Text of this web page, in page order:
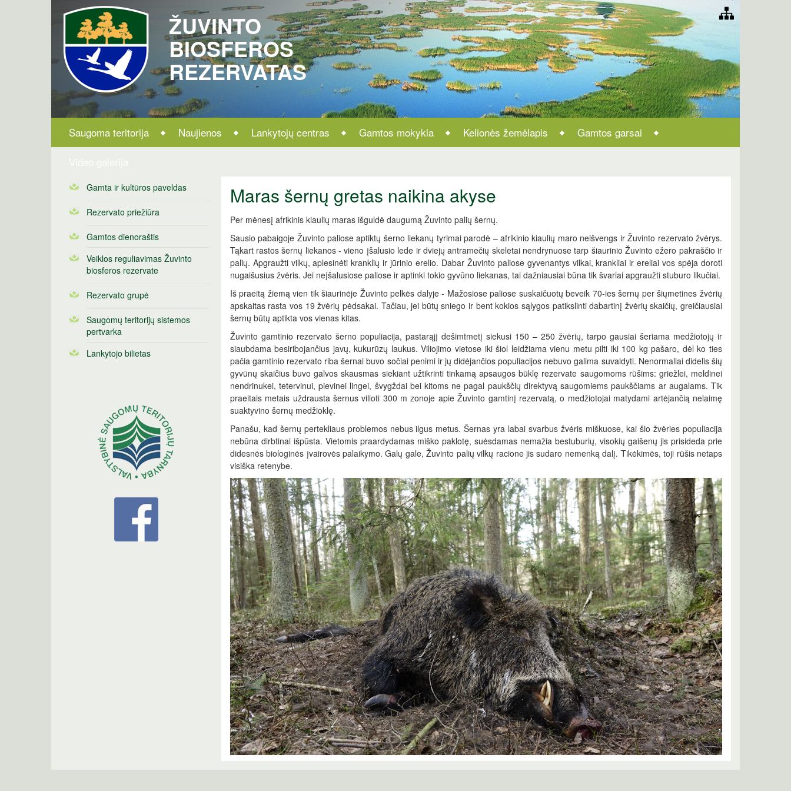
ŽUVINTO
BIOSFEROS
REZERVATAS
Saugoma teritorija Naujienos Lankytojų centras Gamtos mokykla Kelionės žemėlapis
Gamtos garsai
Gamta ir kultūros paveldas
Rezervato priežiūra
Gamtos dienoraštis
Veiklos reguliavimas Žuvinto
biosferos rezervate
Rezervato grupė
Saugomų teritorijų sistemos
pertvarka
Lankytojo bilietas
Maras šernų gretas naikina akyse
Per mėnesį afrikinis kiaulių maras išguldė daugumą Žuvinto palių šernų.
Sausio pabaigoje Žuvinto paliose aptiktų šerno liekanų tyrimai parodė – afrikinio kiaulių maro neišvengs ir Žuvinto rezervato žvėrys.
Tąkart rastos šernų liekanos - vieno įšalusio lede ir dviejų antramečių skeletai nendrynuose tarp šiaurinio Žuvinto ežero pakraščio ir
palių. Apgraužti vilkų, aplesinėti kranklių ir jūrinio erelio. Dabar Žuvinto paliose gyvenantys vilkai, krankliai ir ereliai vos spėja doroti
nugaišusius žvėris. Jei neįšalusiose paliose ir aptinki tokio gyvūno liekanas, tai dažniausiai būna tik švariai apgraužti stuburo likučiai.
Iš praeitą žiemą vien tik šiaurinėje Žuvinto pelkės dalyje - Mažosiose paliose suskaičuotų beveik 70-ies šernų per šiųmetines žvėrių
apskaitas rasta vos 19 žvėrių pėdsakai. Tačiau, jei būtų sniego ir bent kokios sąlygos patikslinti dabartinį žvėrių skaičių, greičiausiai
šernų būtų aptikta vos vienas kitas.
Žuvinto gamtinio rezervato šerno populiacija, pastarąjį dešimtmetį siekusi 150 – 250 žvėrių, tarpo gausiai šeriama medžiotojų ir
siaubdama besiribojančius javų, kukurūzų laukus. Viliojimo vietose iki šiol leidžiama vienu metu pilti iki 100 kg pašaro, dėl ko ties
pačia gamtinio rezervato riba šernai buvo sočiai penimi ir jų didėjančios populiacijos nebuvo galima suvaldyti. Nenormaliai didelis šių
gyvūnų skaičius buvo galvos skausmas siekiant užtikrinti tinkamą apsaugos būklę rezervate saugomoms rūšims: griežlei, meldinei
nendrinukei, tetervinui, pievinei lingei, švygždai bei kitoms ne pagal paukščių direktyvą saugomiems paukščiams ar augalams. Tik
praeitais metais uždrausta šernus vilioti 300 m zonoje apie Žuvinto gamtinį rezervatą, o medžiotojai matydami artėjančią nelaimę
suaktyvino šernų medžioklę.
Panašu, kad šernų pertekliaus problemos nebus ilgus metus. Šernas yra labai svarbus žvėris miškuose, kai šio žvėries populiacija
nebūna dirbtinai išpūsta. Vietomis praardydamas miško paklotę, suėsdamas nemažia bestuburių, visokių gaišenų jis prisideda prie
didesnės biologinės įvairovės palaikymo. Galų gale, Žuvinto palių vilkų racione jis sudaro nemenką dalį. Tikėkimės, toji rūšis netaps
visiška retenybe.